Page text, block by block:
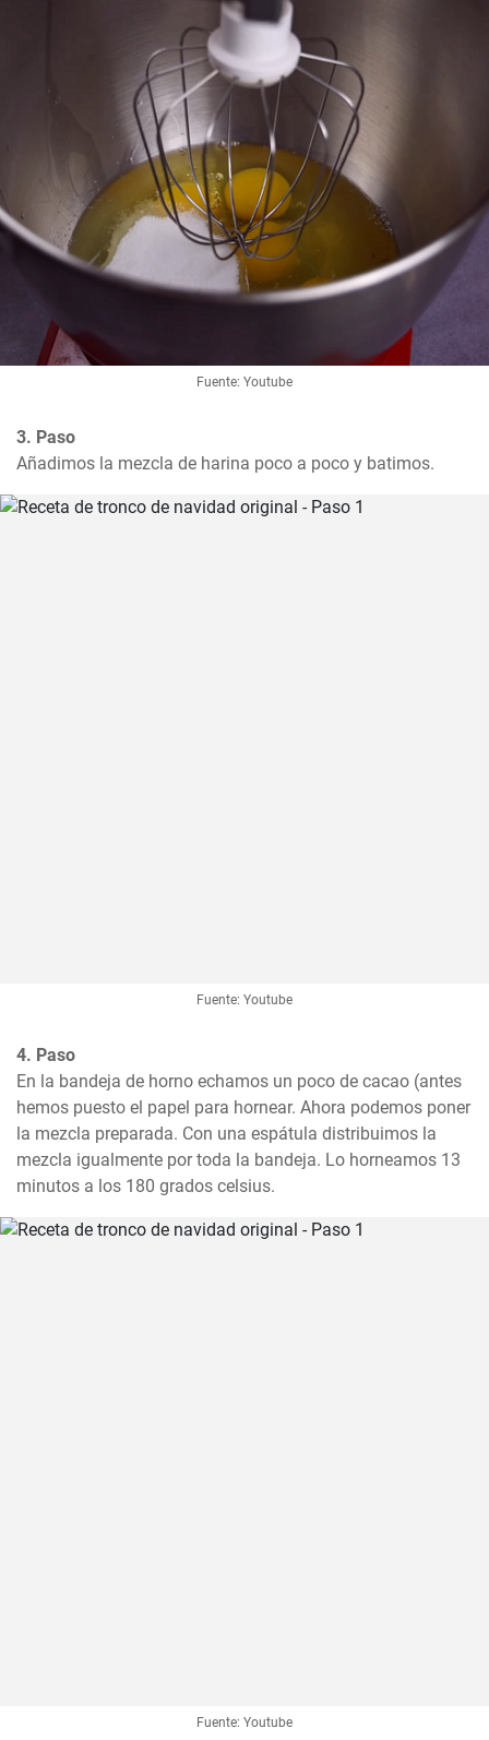
Fuente: Youtube
3. Paso
Añadimos la mezcla de harina poco a poco y batimos.
Fuente: Youtube
4. Paso
En la bandeja de horno echamos un poco de cacao (antes
hemos puesto el papel para hornear. Ahora podemos poner
la mezcla preparada. Con una espátula distribuimos la
mezcla igualmente por toda la bandeja. Lo horneamos 13
minutos a los 180 grados celsius.
Fuente: Youtube